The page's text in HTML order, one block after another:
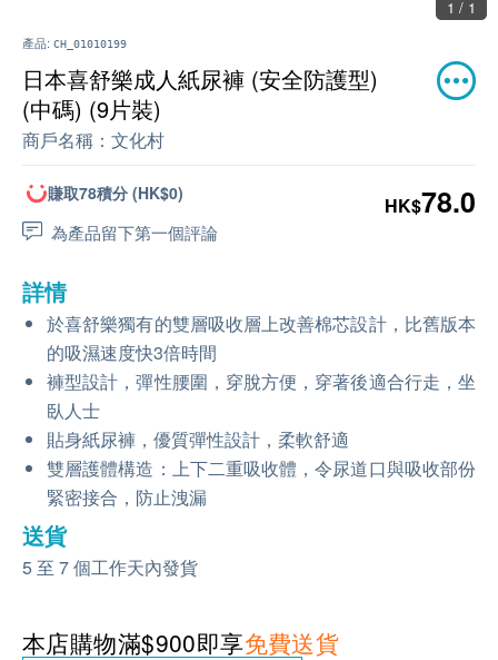
1 / 1
產品: CH_01010199
日本喜舒樂成人紙尿褲 (安全防護型)
(中碼) (9片裝)
商戶名稱： 文化村
賺取78積分 (HK$0)
為產品留下第一個評論
HK$78.0
詳情
於喜舒樂獨有的雙層吸收層上改善棉芯設計，比舊版本
的吸濕速度快3倍時間
褲型設計，彈性腰圍，穿脫方便，穿著後適合行走，坐
臥人士
貼身紙尿褲，優質彈性設計，柔軟舒適
雙層護體構造：上下二重吸收體，令尿道口與吸收部份
緊密接合，防止洩漏
送貨
5 至 7 個工作天內發貨
本店購物滿$900即享免費送貨